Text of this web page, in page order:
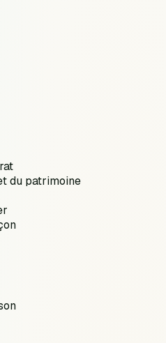
du patrimoine